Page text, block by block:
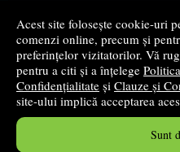
Acest site folosește cookie-uri
comenzi online, precum și
preferințelor vizitatorilor. Vă
pentru a citi și a înțelege
Confidențialitate și Clauze și
site-ului implică acceptarea
Sunt
...toate știrile
© 2008 - 2026S.C.
Magazin online